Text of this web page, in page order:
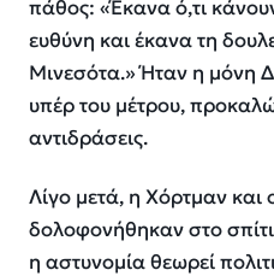
πάθος: «Έκανα ό,τι
ευθύνη και έκανα τη
Μινεσότα.» Ήταν η μόνη
υπέρ του μέτρου,
αντιδράσεις.
Λίγο μετά, η Χόρτμαν και
δολοφονήθηκαν στο
η αστυνομία θεωρεί